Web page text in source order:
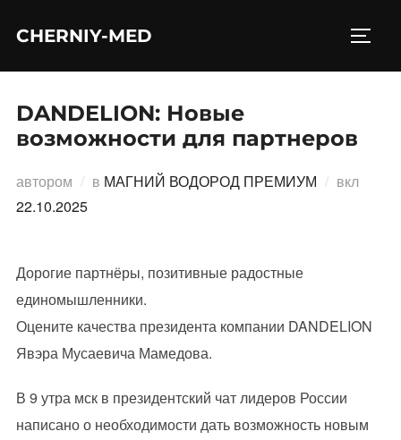
CHERNIY-MED
DANDELION: Новые
возможности для партнеров
автором в МАГНИЙ ВОДОРОД ПРЕМИУМ вкл
22.10.2025
Дорогие партнёры, позитивные радостные
единомышленники.
Оцените качества президента компании DANDELION
Явэра Мусаевича Мамедова.
В 9 утра мск в президентский чат лидеров России
написано о необходимости дать возможность новым